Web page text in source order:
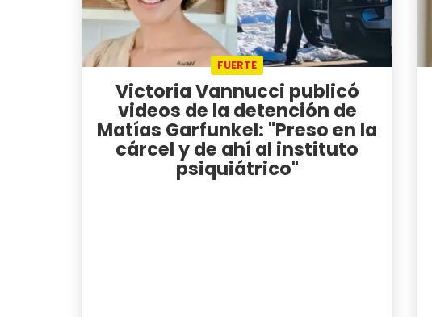
FUERTE
Victoria Vannucci publicó
videos de la detención de
Matías Garfunkel: "Preso en la
cárcel y de ahí al instituto
psiquiátrico"